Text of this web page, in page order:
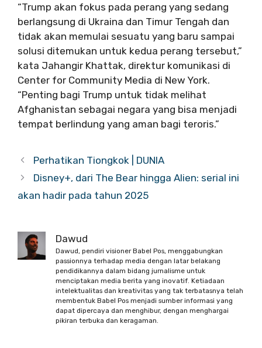
“Trump akan fokus pada perang yang sedang
berlangsung di Ukraina dan Timur Tengah dan
tidak akan memulai sesuatu yang baru sampai
solusi ditemukan untuk kedua perang tersebut,”
kata Jahangir Khattak, direktur komunikasi di
Center for Community Media di New York.
“Penting bagi Trump untuk tidak melihat
Afghanistan sebagai negara yang bisa menjadi
tempat berlindung yang aman bagi teroris.”
Perhatikan Tiongkok | DUNIA
Disney+, dari The Bear hingga Alien: serial ini
akan hadir pada tahun 2025
Dawud
Dawud, pendiri visioner Babel Pos, menggabungkan
passionnya terhadap media dengan latar belakang
pendidikannya dalam bidang jurnalisme untuk
menciptakan media berita yang inovatif. Ketiadaan
intelektualitas dan kreativitas yang tak terbatasnya telah
membentuk Babel Pos menjadi sumber informasi yang
dapat dipercaya dan menghibur, dengan menghargai
pikiran terbuka dan keragaman.